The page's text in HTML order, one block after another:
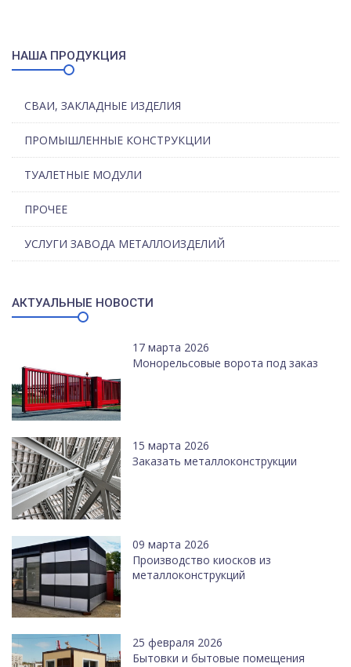
НАША ПРОДУКЦИЯ
СВАИ, ЗАКЛАДНЫЕ ИЗДЕЛИЯ
ПРОМЫШЛЕННЫЕ КОНСТРУКЦИИ
ТУАЛЕТНЫЕ МОДУЛИ
ПРОЧЕЕ
УСЛУГИ ЗАВОДА МЕТАЛЛОИЗДЕЛИЙ
АКТУАЛЬНЫЕ НОВОСТИ
17 марта 2026
Монорельсовые ворота под заказ
15 марта 2026
Заказать металлоконструкции
09 марта 2026
Производство киосков из
металлоконструкций
25 февраля 2026
Бытовки и бытовые помещения